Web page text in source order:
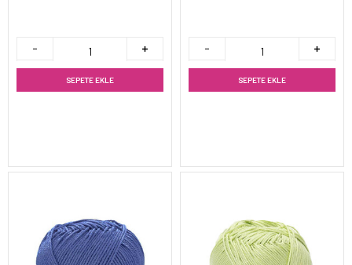
SEPETE EKLE SEPETE EKLE